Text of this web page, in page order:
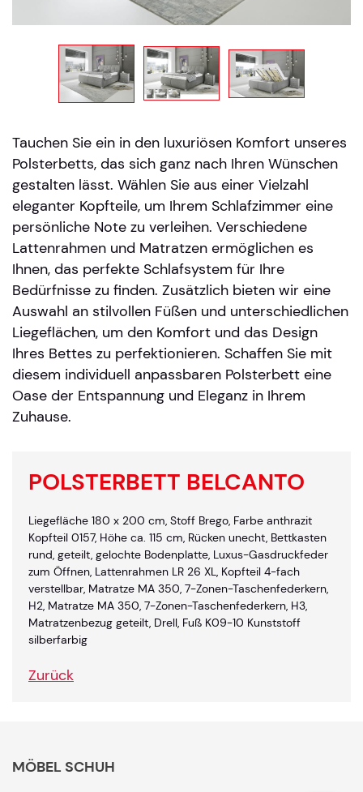
Tauchen Sie ein in den luxuriösen Komfort unseres
Polsterbetts, das sich ganz nach Ihren Wünschen
gestalten lässt. Wählen Sie aus einer Vielzahl
eleganter Kopfteile, um Ihrem Schlafzimmer eine
persönliche Note zu verleihen. Verschiedene
Lattenrahmen und Matratzen ermöglichen es
Ihnen, das perfekte Schlafsystem für Ihre
Bedürfnisse zu finden. Zusätzlich bieten wir eine
Auswahl an stilvollen Füßen und unterschiedlichen
Liegeflächen, um den Komfort und das Design
Ihres Bettes zu perfektionieren. Schaffen Sie mit
diesem individuell anpassbaren Polsterbett eine
Oase der Entspannung und Eleganz in Ihrem
Zuhause.
POLSTERBETT BELCANTO
Liegefläche 180 x 200 cm, Stoff Brego, Farbe anthrazit
Kopfteil 0157, Höhe ca. 115 cm, Rücken unecht, Bettkasten
rund, geteilt, gelochte Bodenplatte, Luxus-Gasdruckfeder
zum Öffnen, Lattenrahmen LR 26 XL, Kopfteil 4-fach
verstellbar, Matratze MA 350, 7-Zonen-Taschenfederkern,
H2, Matratze MA 350, 7-Zonen-Taschenfederkern, H3,
Matratzenbezug geteilt, Drell, Fuß K09-10 Kunststoff
silberfarbig
Zurück
MÖBEL SCHUH